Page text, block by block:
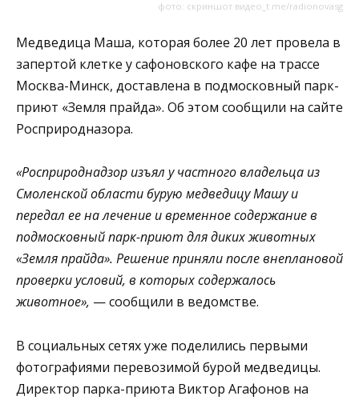
фото: скриншот видео_t.me/radionovasg
Медведица Маша, которая более 20 лет провела в
запертой клетке у сафоновского кафе на трассе
Москва-Минск, доставлена в подмосковный парк-
приют «Земля прайда». Об этом сообщили на сайте
Росприродназора.
«Росприроднадзор изъял у частного владельца из
Смоленской области бурую медведицу Машу и
передал ее на лечение и временное содержание в
подмосковный парк-приют для диких животных
«Земля прайда». Решение приняли после внеплановой
проверки условий, в которых содержалось
животное», — сообщили в ведомстве.
В социальных сетях уже поделились первыми
фотографиями перевозимой бурой медведицы.
Директор парка-приюта Виктор Агафонов на